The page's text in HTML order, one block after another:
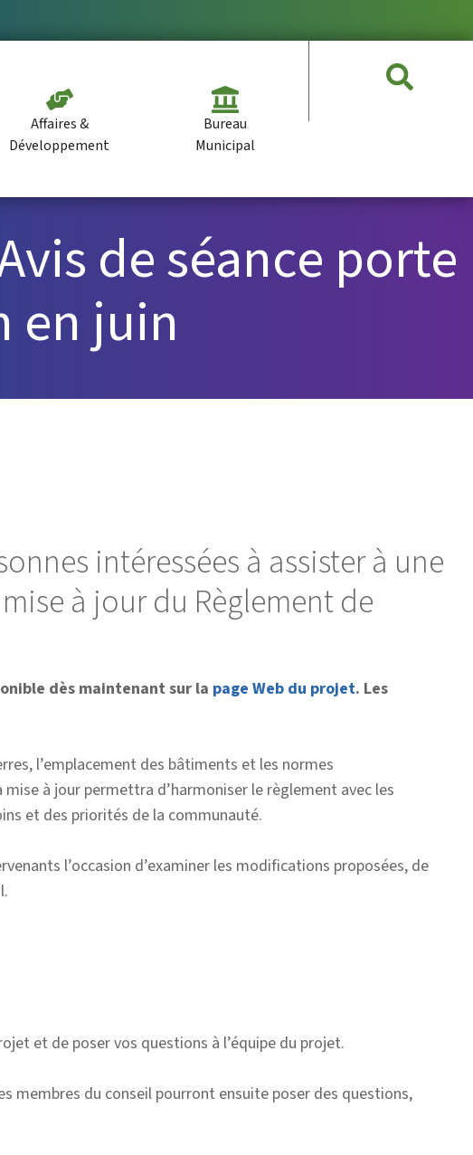
Affaires &
Développement
Bureau
Municipal
de séance porte
en juin
intéressées à assister à une
à jour du Règlement de
dès maintenant sur la page Web du projet. Les
l’emplacement des bâtiments et les normes
à jour permettra d’harmoniser le règlement avec les
et des priorités de la communauté.
l’occasion d’examiner les modifications proposées, de
et de poser vos questions à l’équipe du projet.
membres du conseil pourront ensuite poser des questions,